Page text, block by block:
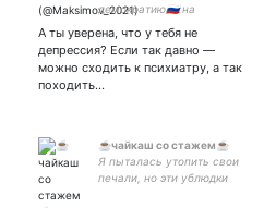
демократию🇷🇺 на
аналитик, который вас обо
всем предупреждал /ирон
А ты уверена, что у тебя не
депрессия? Если так давно —
можно сходить к психиатру, а так
походить…
☕чайкаш со стажем☕
Я пыталась утопить свои
печали, но эти ублюдки